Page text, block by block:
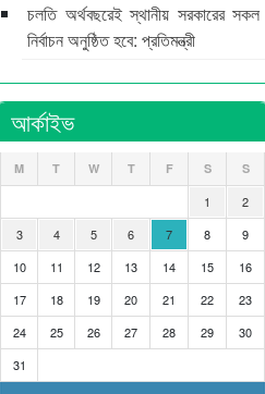
চলতি অর্থবছরেই স্থানীয় সরকারের সকল
নির্বাচন অনুষ্ঠিত হবে: প্রতিমন্ত্রী
আর্কাইভ
M T W T F S S
1
2
3
4 5 6 7 8
9
10
11 12 13 14 15
16
17
18 19 20 21 22
23
24
25 26 27 28 29
30
31